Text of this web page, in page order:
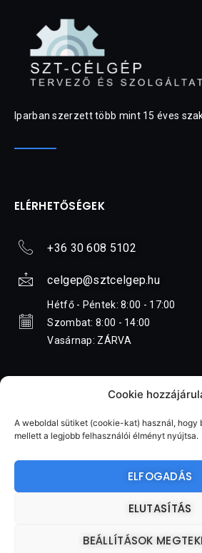
Cookie
A weboldal sütiket (cookie-kat) használ, hogy
mellett a legjobb felhasználói élményt nyújtsa.
ELFOGADÁS
ELUTASÍTÁS
BEÁLLÍTÁSOK
Iparban szerzett több mint 15 éves
ELÉRHETŐSÉGEK
+36 30 608 5102
celgep@sztcelgep.hu
Hétfő - Péntek: 8:00 - 17:00
Szombat: 8:00 - 14:00
Vasárnap: ZÁRVA
ADATKEZELÉSI
SZT-Célgép Tervező és Szolgáltató Kft.